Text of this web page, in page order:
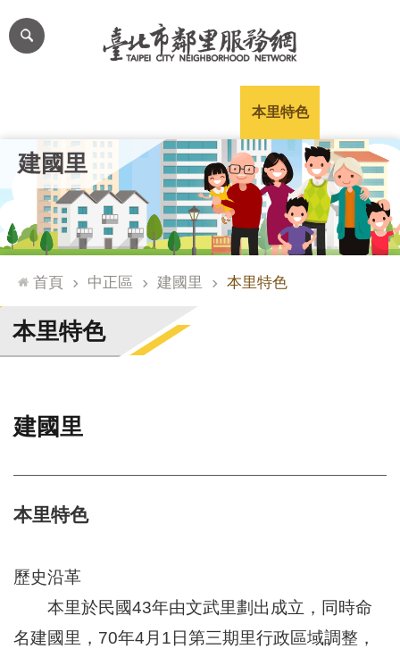
跳到主要內容區塊
網
站
台
通
臺
北
市
門
整
檢
索
統
局
建國里
本里特色
首頁 中正區 建國里 本里特色
本里特色
建國里
本里特色
歷史沿革
本里於民國43年由文武里劃出成立，同時命
名建國里，70年4月1日第三期里行政區域調整，